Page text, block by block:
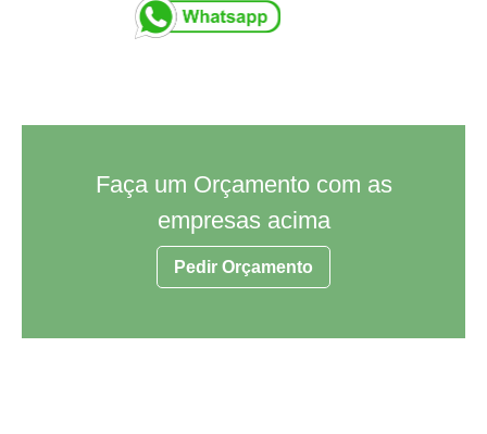
Faça um Orçamento com as
empresas acima
Pedir Orçamento